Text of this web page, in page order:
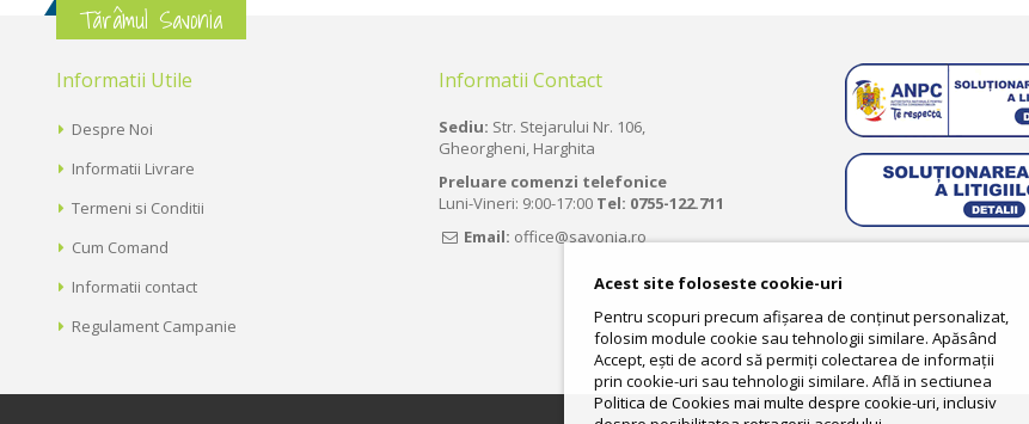
Tărâmul Savonia
Informatii Utile
Despre Noi
Informatii Livrare
Termeni si Conditii
Cum Comand
Informatii contact
Regulament Campanie
Informatii Contact
Sediu: Str. Stejarului Nr. 106,
Gheorgheni, Harghita
Preluare comenzi telefonice
Luni-Vineri: 9:00-17:00 Tel: 0755-122.711
Email: office@savonia.ro
Acest site foloseste cookie-uri
Pentru scopuri precum afișarea de conținut personalizat,
folosim module cookie sau tehnologii similare. Apăsând
Accept, ești de acord să permiți colectarea de informații
prin cookie-uri sau tehnologii similare. Află in sectiunea
Politica de Cookies mai multe despre cookie-uri, inclusiv